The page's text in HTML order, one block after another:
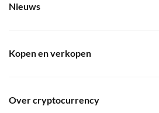
Nieuws
Kopen en verkopen
Over cryptocurrency